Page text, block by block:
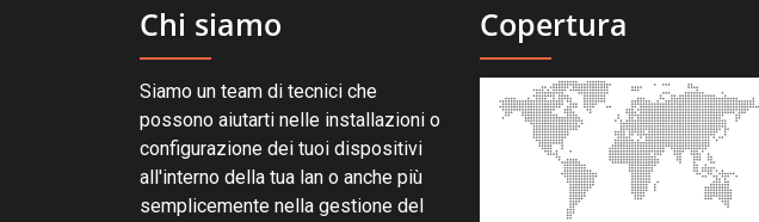
Chi siamo
Siamo un team di tecnici che
possono aiutarti nelle installazioni o
configurazione dei tuoi dispositivi
all'interno della tua lan o anche più
semplicemente nella gestione del
Copertura